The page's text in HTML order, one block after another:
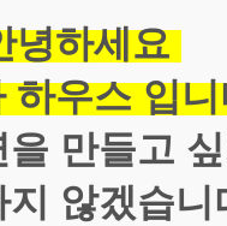
녕하세요
하우스 입
만들고
지 않겠습니